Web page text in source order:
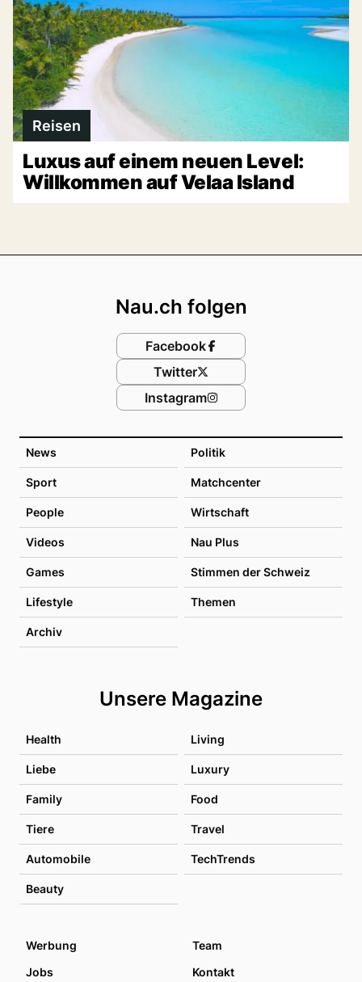
Reisen
Luxus auf einem neuen Level:
Willkommen auf Velaa Island
News Politik
Sport Matchcenter
People Wirtschaft
Videos Nau Plus
Games Stimmen der Schweiz
Lifestyle Themen
Archiv
Unsere Magazine
Health Living
Liebe Luxury
Family Food
Tiere Travel
Automobile TechTrends
Beauty
Nau.ch folgen
Facebook
Twitter
Instagram
Werbung
Team
Jobs
Kontakt